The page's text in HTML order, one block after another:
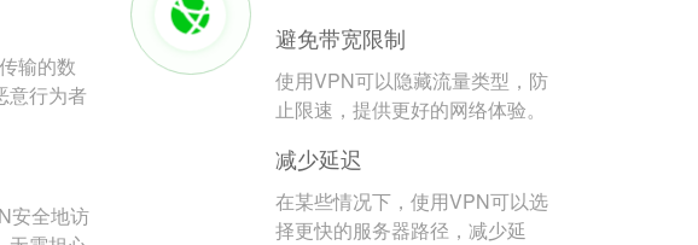
输的数
意行为者
安全地访
避免带宽限制
使用VPN可以隐藏流量类型，防
止限速，提供更好的网络体验。
减少延迟
在某些情况下，使用VPN可以选
择更快的服务器路径，减少延